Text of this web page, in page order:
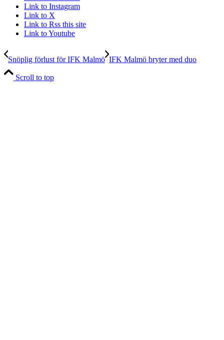
Link to Instagram
Link to X
Link to Rss this site
Link to Youtube
Snöplig förlust för IFK Malmö IFK Malmö bryter med duo
Scroll to top